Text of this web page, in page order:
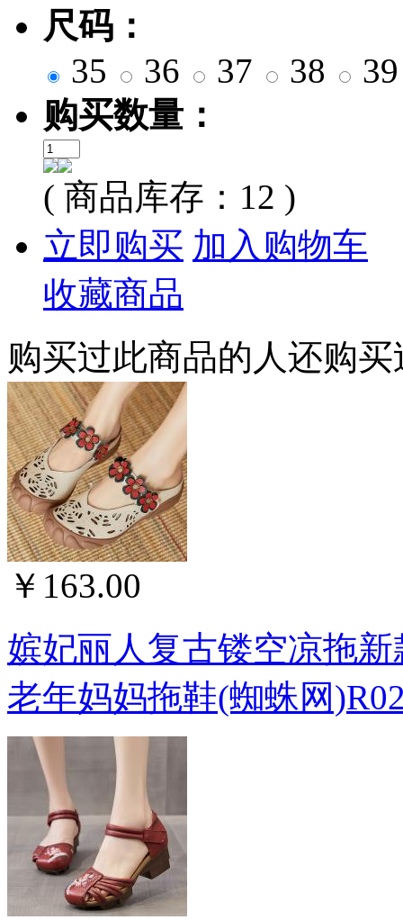
尺码：
35
36 37 38
购买数量：
( 商品库存： 12 )
立即购买 加入购物车
收藏商品
购买过此商品的人还购买
￥163.00
嫔妃丽人复古镂空凉拖
老年妈妈拖鞋(蜘蛛网